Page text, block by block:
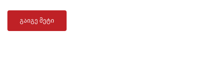
ᲒᲐᲘᲒᲔ ᲛᲔᲢᲘ